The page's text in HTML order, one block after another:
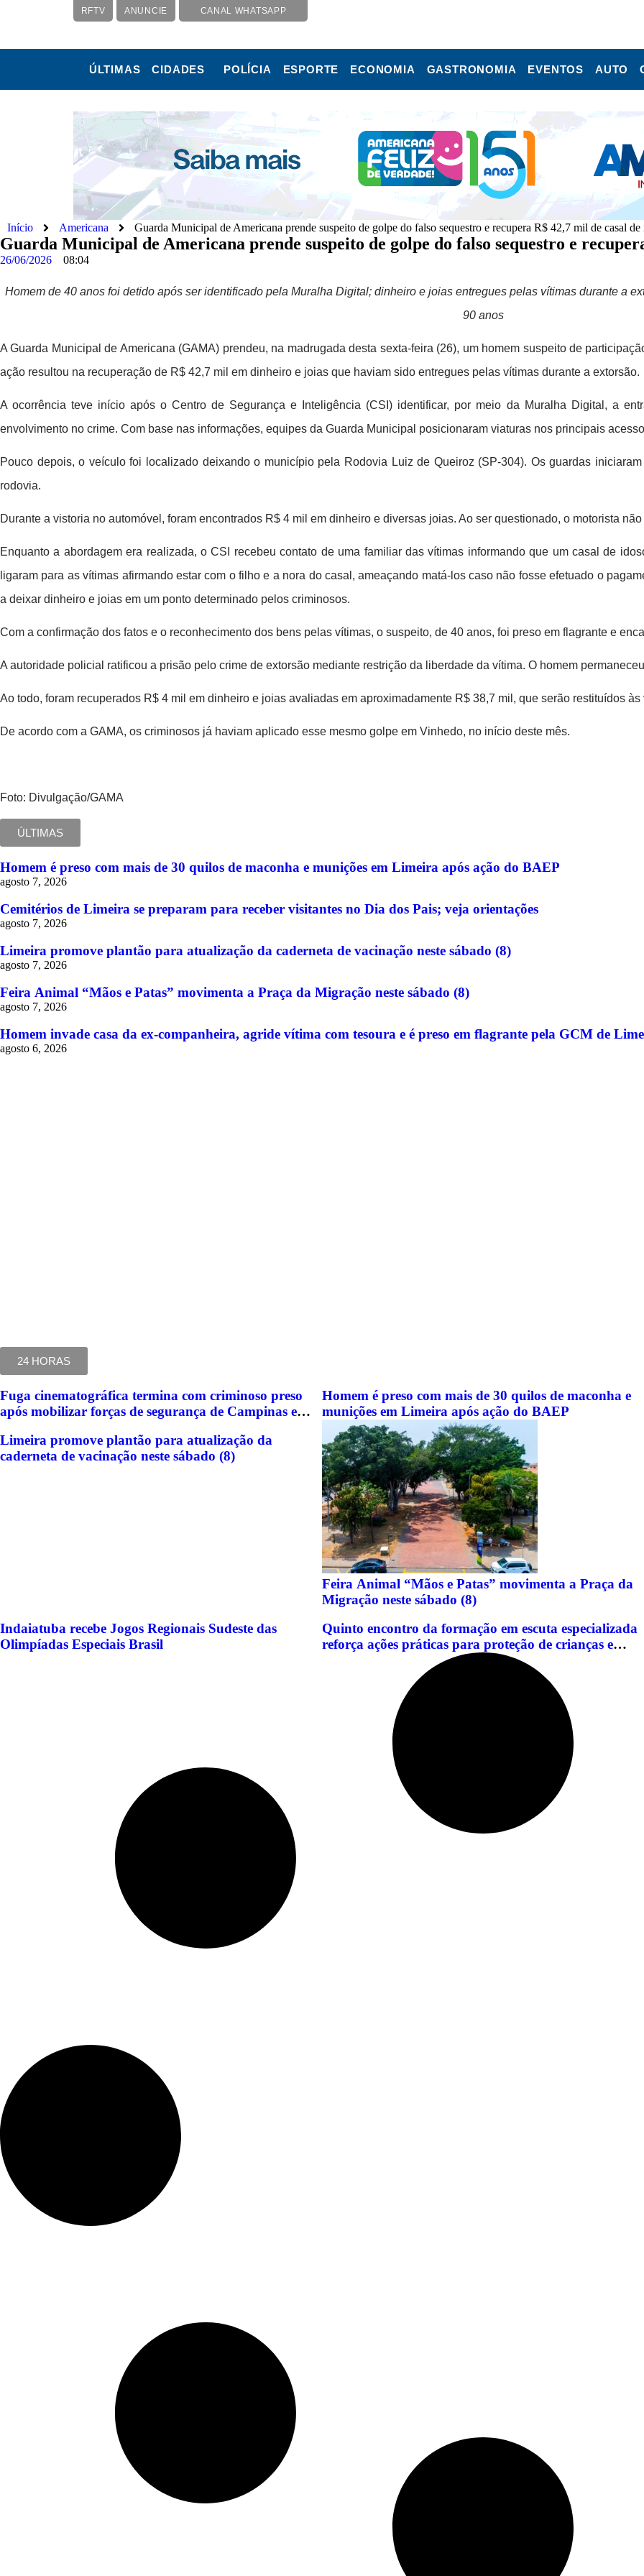
RFTV ANUNCIE CANAL WHATSAPP
ÚLTIMAS CIDADES POLÍCIA ESPORTE ECONOMIA GASTRONOMIA EVENTOS AUTO
Início Americana Guarda Municipal de Americana prende suspeito de golpe do falso sequestro e recupera R$ 42,7 mil de casal de
Guarda Municipal de Americana prende suspeito de golpe do falso sequestro e
26/06/2026 08:04
Homem de 40 anos foi detido após ser identificado pela Muralha Digital; dinheiro e joias entregues pelas vítimas durante a
90 anos
A Guarda Municipal de Americana (GAMA) prendeu, na madrugada desta sexta-feira (26), um homem suspeito de
ação resultou na recuperação de R$ 42,7 mil em dinheiro e joias que haviam sido entregues pelas vítimas durante a extorsão.
A ocorrência teve início após o Centro de Segurança e Inteligência (CSI) identificar, por meio da Muralha Digital, a
envolvimento no crime. Com base nas informações, equipes da Guarda Municipal posicionaram viaturas nos principais
Pouco depois, o veículo foi localizado deixando o município pela Rodovia Luiz de Queiroz (SP-304). Os guardas
rodovia.
Durante a vistoria no automóvel, foram encontrados R$ 4 mil em dinheiro e diversas joias. Ao ser questionado, o motorista
Enquanto a abordagem era realizada, o CSI recebeu contato de uma familiar das vítimas informando que um casal de
ligaram para as vítimas afirmando estar com o filho e a nora do casal, ameaçando matá-los caso não fosse efetuado o
a deixar dinheiro e joias em um ponto determinado pelos criminosos.
Com a confirmação dos fatos e o reconhecimento dos bens pelas vítimas, o suspeito, de 40 anos, foi preso em flagrante e
A autoridade policial ratificou a prisão pelo crime de extorsão mediante restrição da liberdade da vítima. O homem
Ao todo, foram recuperados R$ 4 mil em dinheiro e joias avaliadas em aproximadamente R$ 38,7 mil, que serão restituídos
De acordo com a GAMA, os criminosos já haviam aplicado esse mesmo golpe em Vinhedo, no início deste mês.
Foto: Divulgação/GAMA
ÚLTIMAS
Homem é preso com mais de 30 quilos de maconha e munições em Limeira após ação do BAEP
agosto 7, 2026
Cemitérios de Limeira se preparam para receber visitantes no Dia dos Pais; veja orientações
agosto 7, 2026
Limeira promove plantão para atualização da caderneta de vacinação neste sábado (8)
agosto 7, 2026
Feira Animal “Mãos e Patas” movimenta a Praça da Migração neste sábado (8)
agosto 7, 2026
Homem invade casa da ex-companheira, agride vítima com tesoura e é preso em flagrante pela GCM de
agosto 6, 2026
24 HORAS
Fuga cinematográfica termina com criminoso preso
após mobilizar forças de segurança de Campinas e
Homem é preso com mais de 30 quilos de maconha e
munições em Limeira após ação do BAEP
Limeira promove plantão para atualização da
caderneta de vacinação neste sábado (8)
Feira Animal “Mãos e Patas” movimenta a Praça da
Migração neste sábado (8)
Indaiatuba recebe Jogos Regionais Sudeste das
Olimpíadas Especiais Brasil
Quinto encontro da formação em escuta especializada
reforça ações práticas para proteção de crianças e
adolescentes em Americana